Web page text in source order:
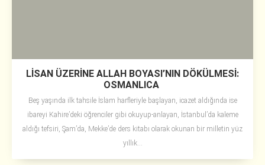
LİSAN ÜZERİNE ALLAH BOYASI’NIN DÖKÜLMESİ:
OSMANLICA
Beş yaşında ilk tahsile İslam harfleriyle başlayan, icazet aldığında ise
ibareyi Kahire’deki öğrenciler gibi okuyup-anlayan, İstanbul’da kaleme
aldığı tefsiri, Şam’da, Mekke’de ders kitabı olarak okunan bir milletin yüz
yıllık...